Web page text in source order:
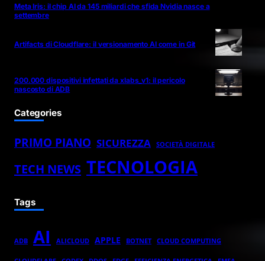
Meta Iris: il chip AI da 145 miliardi che sfida Nvidia nasce a
settembre
Artifacts di Cloudflare: il versionamento AI come in Git
200.000 dispositivi infettati da xlabs_v1: il pericolo
nascosto di ADB
Categories
PRIMO PIANO SICUREZZA SOCIETÀ DIGITALE
TECH NEWS TECNOLOGIA
Tags
ADB AI ALICLOUD APPLE BOTNET CLOUD COMPUTING